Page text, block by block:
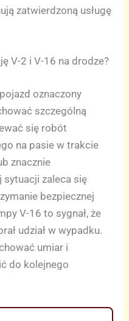
zatwierdzoną usługę
V-2 i V-16 na drodze?
oznaczony
szczególną
się robót
na pasie w trakcie
znacznie
sytuacji zaleca się
bezpiecznej
V-16 to sygnał, że
udział w wypadku.
umiar i
do kolejnego